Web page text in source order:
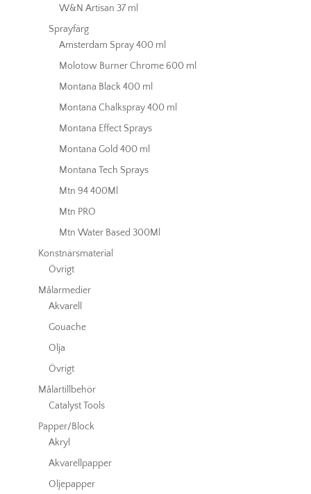
W&N Artisan 37 ml
Sprayfärg
Amsterdam Spray 400 ml
Molotow Burner Chrome 600 ml
Montana Black 400 ml
Montana Chalkspray 400 ml
Montana Effect Sprays
Montana Gold 400 ml
Montana Tech Sprays
Mtn 94 400Ml
Mtn PRO
Mtn Water Based 300Ml
Konstnärsmaterial
Övrigt
Målarmedier
Akvarell
Gouache
Olja
Övrigt
Målartillbehör
Catalyst Tools
Papper/Block
Akryl
Akvarellpapper
Oljepapper